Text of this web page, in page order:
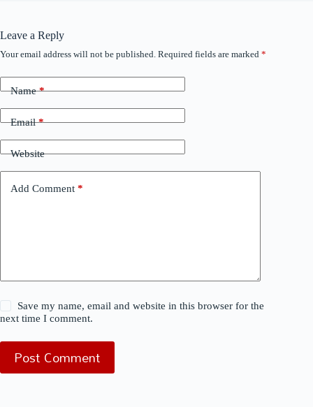
Leave a Reply
Your email address will not be published. Required fields are marked *
Name*
Email*
Website
Add Comment *
Save my name, email and website in this browser for the
next time I comment.
Post Comment